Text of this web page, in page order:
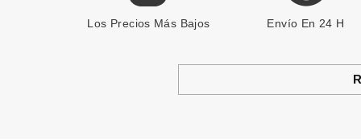
Los Precios Más Bajos Envío En 24 H